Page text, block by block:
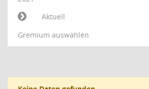
Aktuell
Gremium auswählen